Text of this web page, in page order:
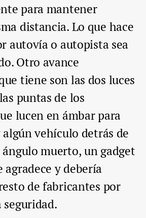
para mantener
distancia. Lo que hace
autovía o autopista sea
Otro avance
tiene son las dos luces
puntas de los
lucen en ámbar para
vehículo detrás de
muerto, un gadget
agradece y debería
de fabricantes por